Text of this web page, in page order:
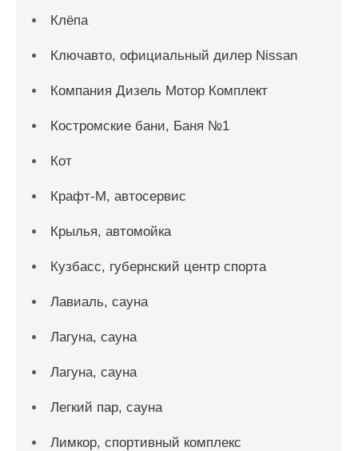
Клёпа
Ключавто, официальный дилер Nissan
Компания Дизель Мотор Комплект
Костромские бани, Баня №1
Кот
Крафт-М, автосервис
Крылья, автомойка
Кузбасс, губернский центр спорта
Лавиаль, сауна
Лагуна, сауна
Лагуна, сауна
Легкий пар, сауна
Лимкор, спортивный комплекс